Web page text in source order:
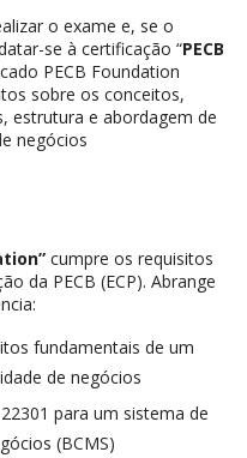
o exame e, se o
se à certificação “PECB
PECB Foundation
sobre os conceitos,
estrutura e abordagem de
negócios
cumpre os requisitos
da PECB (ECP). Abrange
fundamentais de um
de negócios
para um sistema de
(BCMS)